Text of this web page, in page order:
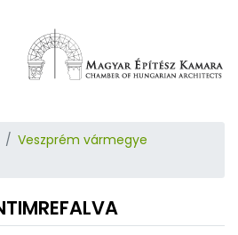
Veszprém vármegye